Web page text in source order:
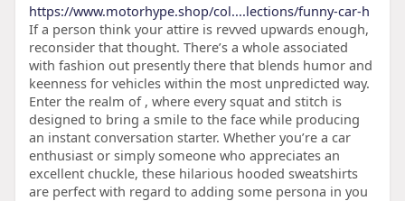
https://www.motorhype.shop/col....lections/funny-car-h
If a person think your attire is revved upwards enough,
reconsider that thought. There’s a whole associated
with fashion out presently there that blends humor and
keenness for vehicles within the most unpredicted way.
Enter the realm of , where every squat and stitch is
designed to bring a smile to the face while producing
an instant conversation starter. Whether you’re a car
enthusiast or simply someone who appreciates an
excellent chuckle, these hilarious hooded sweatshirts
are perfect with regard to adding some persona in you